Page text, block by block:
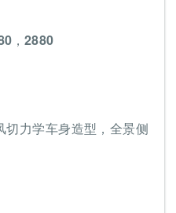
，2880
力学车身造型，全景侧